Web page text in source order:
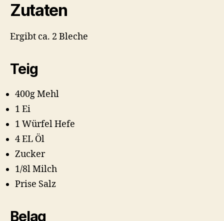
Zutaten
Ergibt ca. 2 Bleche
Teig
400g Mehl
1 Ei
1 Würfel Hefe
4 EL Öl
Zucker
1/8l Milch
Prise Salz
Belag